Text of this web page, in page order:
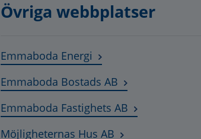
Övriga webbplatser
Emmaboda Energi Länk till annan
Emmaboda Bostads AB Länk till annan
Emmaboda Fastighets AB Länk till
Möjligheternas Hus AB Länk till annan